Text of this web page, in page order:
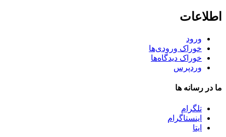
اطلاعات
ورود
خوراک ورودی‌ها
خوراک دیدگاه‌ها
وردپرس
ما در رسانه ها
تلگرام
اینستاگرام
ایتا